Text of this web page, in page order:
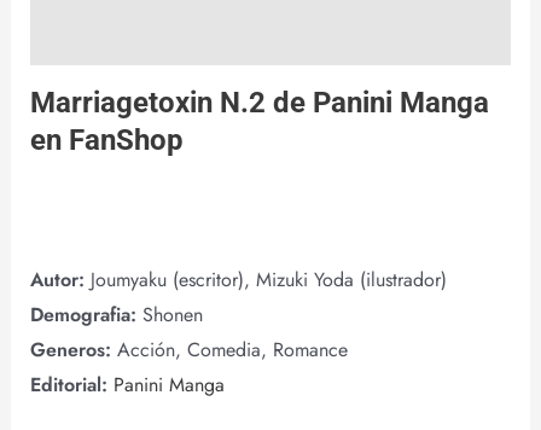
Marriagetoxin N.2 de Panini Manga
en FanShop
Autor: Joumyaku (escritor), Mizuki Yoda (ilustrador)
Demografia: Shonen
Generos: Acción, Comedia, Romance
Editorial: Panini Manga